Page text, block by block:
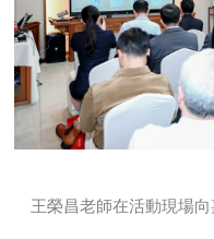
王榮昌老師在活動現場